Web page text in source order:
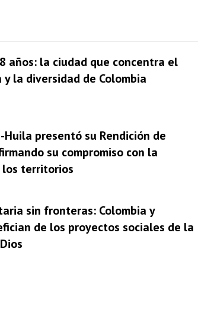
años: la ciudad que concentra el
y la diversidad de Colombia
Huila presentó su Rendición de
su compromiso con la
territorios
sin fronteras: Colombia y
de los proyectos sociales de la